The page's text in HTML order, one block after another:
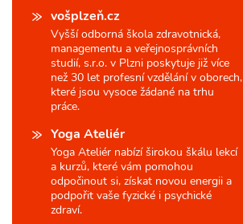
vošplzeň.cz
Vyšší odborná škola zdravotnická,
managementu a veřejnosprávních
studií, s.r.o. v Plzni poskytuje již více
než 30 let profesní vzdělání v oborech,
které jsou vysoce žádané na trhu
práce.
Yoga Ateliér
Yoga Ateliér nabízí širokou škálu lekcí
a kurzů, které vám pomohou
odpočinout si, získat novou energii a
podpořit vaše fyzické i psychické
zdraví.